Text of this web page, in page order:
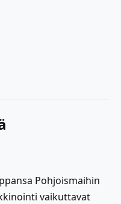
Pohjoismaihin
vaikuttavat